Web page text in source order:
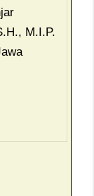
M.I.P.